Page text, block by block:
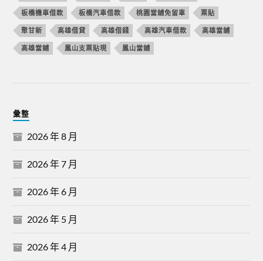
板橋機車借款 板橋汽車借款 桃園當舖免留車 票貼
聚甘新 高雄借貸 高雄借錢 高雄汽車借款 高雄當舖
高雄當鋪 鳳山支票貼現 鳳山當舖
彙整
2026 年 8 月
2026 年 7 月
2026 年 6 月
2026 年 5 月
2026 年 4 月